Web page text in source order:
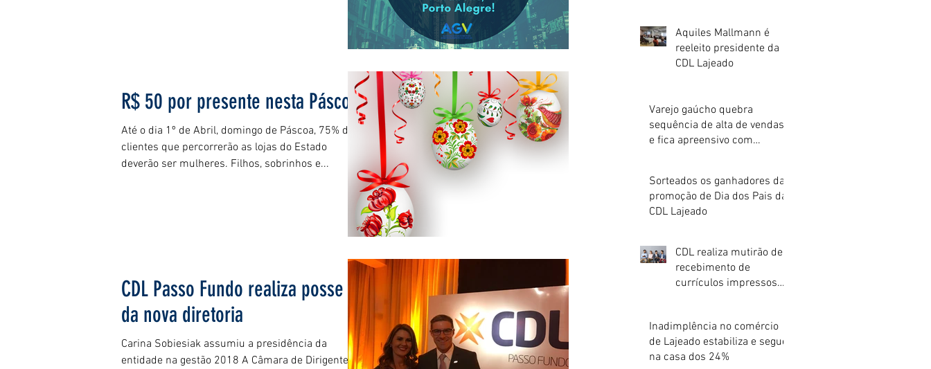
R$ 50 por presente nesta Páscoa
Até o dia 1º de Abril, domingo de Páscoa, 75% dos
clientes que percorrerão as lojas do Estado
deverão ser mulheres. Filhos, sobrinhos e...
CDL Passo Fundo realiza posse
da nova diretoria
Carina Sobiesiak assumiu a presidência da
entidade na gestão 2018 A Câmara de Dirigentes
Aquiles Mallmann é
reeleito presidente da
CDL Lajeado
Varejo gaúcho quebra
sequência de alta de vendas
e fica apreensivo com
Sorteados os ganhadores da
promoção de Dia dos Pais da
CDL Lajeado
CDL realiza mutirão de
recebimento de
currículos impressos
Inadimplência no comércio
de Lajeado estabiliza e segue
na casa dos 24%